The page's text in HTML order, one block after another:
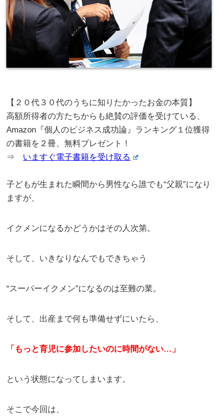
【２０代３０代のうちに知りたかったお金の本質】
高額所得者の方たちからも絶賛の評価を受けている、
Amazon『個人のビジネス成功論』ランキング１位獲得
の書籍を２冊、無料プレゼント！
⇒ いますぐ電子書籍を受け取る
子どもが生まれた瞬間から男性なら誰でも“父親”になり
ますが、
イクメンになるかどうかはその人次第。
そして、いきなりなんでもできちゃう
“スーパーイクメン”になるのは至難の業。
そして、出産まで何も準備せずにいたら、
「もっと育児に参加したいのに時間がない…」
という状態になってしまいます。
そこで今回は、